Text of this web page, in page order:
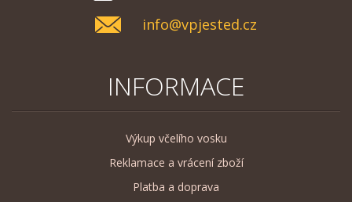
info@vpjested.cz
INFORMACE
Výkup včelího vosku
Reklamace a vrácení zboží
Platba a doprava